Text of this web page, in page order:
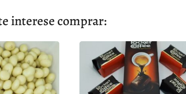
interese comprar: